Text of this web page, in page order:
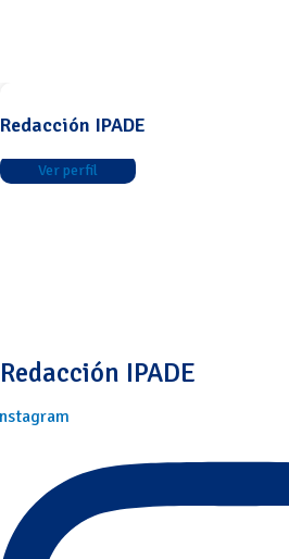
Redacción IPADE
Ver perfil
Redacción IPADE